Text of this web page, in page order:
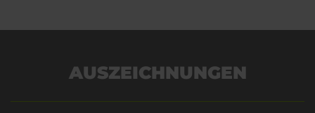
AUSZEICHNUNGEN